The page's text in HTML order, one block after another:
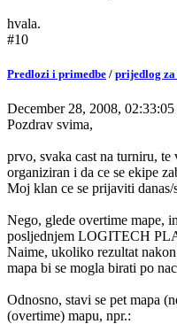
hvala.
#10
Predlozi i primedbe / prijedlog
December 28, 2008,
Pozdrav svima,
prvo, svaka cast na turniru,
organiziran i da ce se ekipe
Moj klan ce se prijaviti
Nego, glede overtime mape,
posljednjem LOGITECH
Naime, ukoliko rezultat
mapa bi se mogla birati po
Odnosno, stavi se pet mapa
(overtime) mapu, npr.: